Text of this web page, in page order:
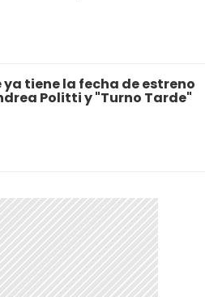
ya tiene la fecha de estreno
Politti y "Turno Tarde"